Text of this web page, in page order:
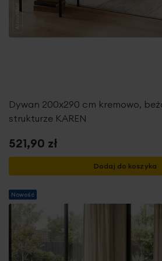
Dywan 200x290 cm kremowo,
strukturze KAREN
521,90 zł
Dodaj do koszyka
Nowość